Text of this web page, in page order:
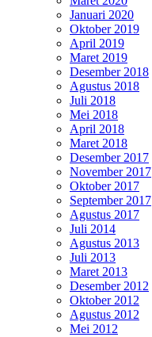
Januari 2020
Oktober 2019
April 2019
Maret 2019
Desember 2018
Agustus 2018
Juli 2018
Mei 2018
April 2018
Maret 2018
Desember 2017
November 2017
Oktober 2017
September 2017
Agustus 2017
Juli 2014
Agustus 2013
Juli 2013
Maret 2013
Desember 2012
Oktober 2012
Agustus 2012
Mei 2012